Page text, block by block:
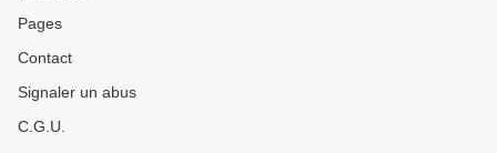
Pages
Contact
Signaler un abus
C.G.U.